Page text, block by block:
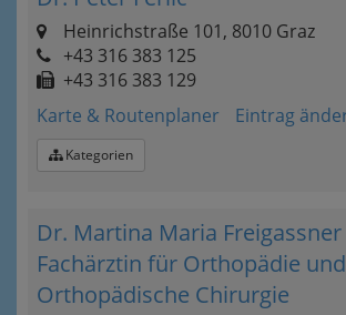
Heinrichstraße 101, 8010 Graz
+43 316 383 125
+43 316 383 129
Karte & Routenplaner
Eintrag
Kategorien
Dr. Martina Maria Freigassner
Fachärztin für Orthopädie und
Orthopädische Chirurgie